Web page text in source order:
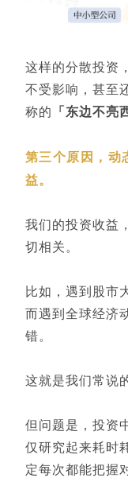
这样的分散投资
不受影响，甚至
称的
「东边不亮
第三个原因，动
益。
我们的投资收益
切相关。
比如，遇到股市
而遇到全球经济
错。
这就是我们常说
但问题是，投资
仅研究起来耗时
定每次都能把握